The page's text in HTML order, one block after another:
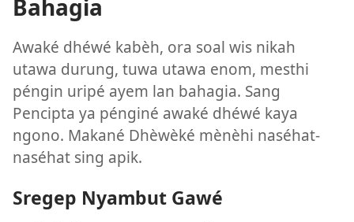
Bahagia
Awaké dhéwé kabèh, ora soal wis nikah
utawa durung, tuwa utawa enom, mesthi
péngin uripé ayem lan bahagia. Sang
Pencipta ya pénginé awaké dhéwé kaya
ngono. Makané Dhèwèké mènèhi naséhat-
naséhat sing apik.
Sregep Nyambut Gawé